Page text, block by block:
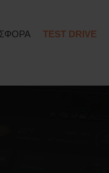
TEST DRIVE